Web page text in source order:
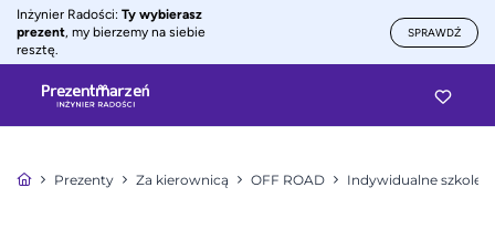
Inżynier Radości: Ty wybierasz
prezent, my bierzemy na siebie
resztę.
SPRAWDŹ
Prezenty Za kierownicą OFF ROAD Indywidualne